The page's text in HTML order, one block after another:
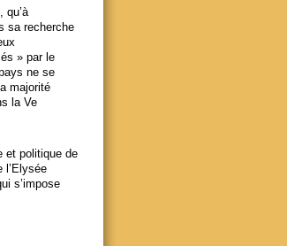
qu’à
sa recherche
» par le
ne se
majorité
la Ve
et politique de
l’Elysée
s’impose